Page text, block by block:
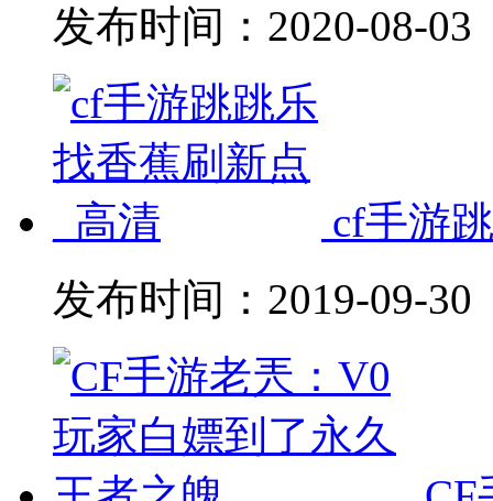
发布时间： 2020-08-03
cf手游
发布时间： 2019-09-30